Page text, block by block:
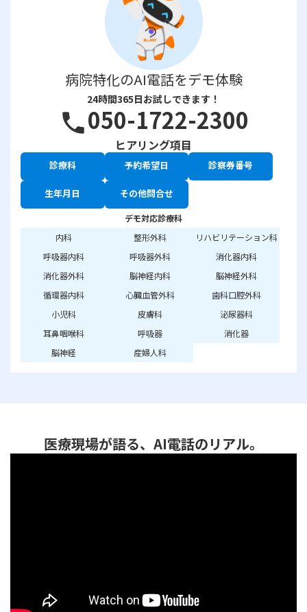
病院特化のAI電話をデモ体験
24時間365日お試しできます！
phone050-1722-2300
ヒアリング項目
診療科 予約希望日 診察券番号
生年月日 その他問合せ
デモ対応診療科
内科
整形外科
リハビリテーション科
呼吸器内科
呼吸器外科
消化器内科
消化器外科
脳神経内科
脳神経外科
循環器内科
心臓血管外科
歯科口腔外科
小児科
皮膚科
泌尿器科
耳鼻咽喉科
呼吸器
消化器
脳神経
産婦人科
医療現場が語る、AI電話のリアル。